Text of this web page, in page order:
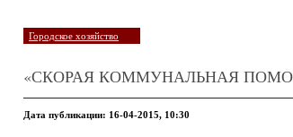
Городское хозяйство
«СКОРАЯ КОММУНАЛЬНАЯ
Дата публикации: 16-04-2015, 10:30